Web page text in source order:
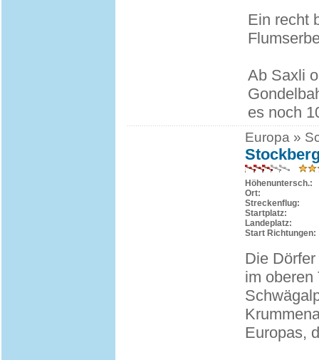
Ein recht
Ab Saxli
es noch
Europa »
Höhenuntersch.:
Ort:
Streckenflug:
Startplatz:
Landeplatz:
Start Richtungen:
Die
im oberen
Europas,